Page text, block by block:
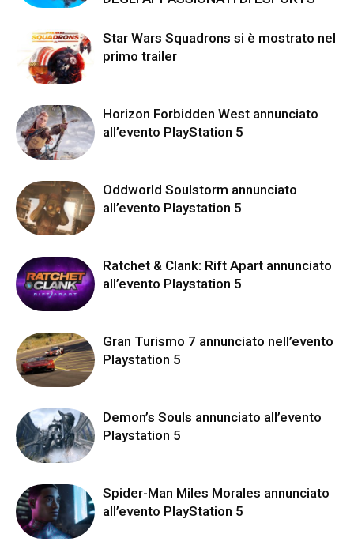
Star Wars Squadrons si è mostrato nel
primo trailer
Horizon Forbidden West annunciato
all’evento PlayStation 5
Oddworld Soulstorm annunciato
all’evento Playstation 5
Ratchet & Clank: Rift Apart annunciato
all’evento Playstation 5
Gran Turismo 7 annunciato nell’evento
Playstation 5
Demon’s Souls annunciato all’evento
Playstation 5
Spider-Man Miles Morales annunciato
all’evento PlayStation 5